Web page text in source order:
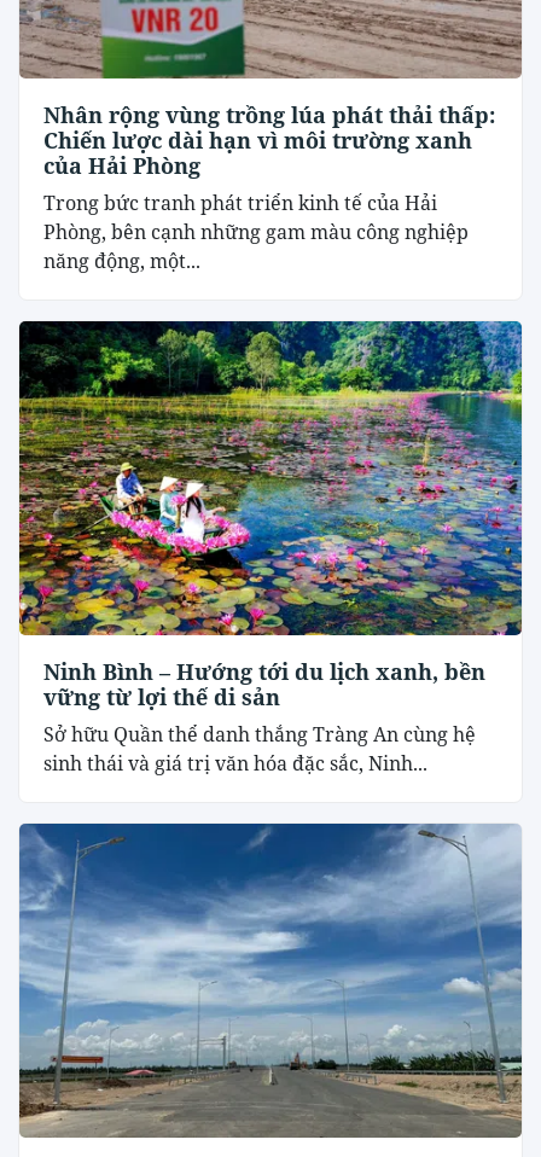
Nhân rộng vùng trồng lúa phát thải thấp:
Chiến lược dài hạn vì môi trường xanh
của Hải Phòng
Trong bức tranh phát triển kinh tế của Hải
Phòng, bên cạnh những gam màu công nghiệp
năng động, một...
Ninh Bình – Hướng tới du lịch xanh, bền
vững từ lợi thế di sản
Sở hữu Quần thể danh thắng Tràng An cùng hệ
sinh thái và giá trị văn hóa đặc sắc, Ninh...